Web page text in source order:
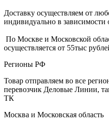
Доставку осуществляем от
индивидуально в зависимости
По Москве и Московской
осуществляется от 55тыс
Регионы РФ
Товар отправляем во все
перевозчик Деловые Линии,
ТК
Москва и Московская область